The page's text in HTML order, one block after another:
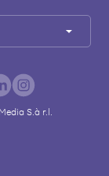
S.à r.l.